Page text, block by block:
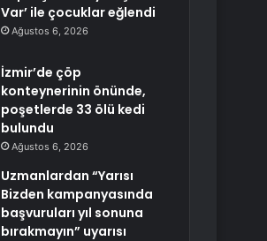
Var’ ile çocuklar eğlendi
Ağustos 6, 2026
İzmir’de çöp
konteynerinin önünde,
poşetlerde 33 ölü kedi
bulundu
Ağustos 6, 2026
Uzmanlardan “Yarısı
Bizden kampanyasında
başvuruları yıl sonuna
bırakmayın” uyarısı